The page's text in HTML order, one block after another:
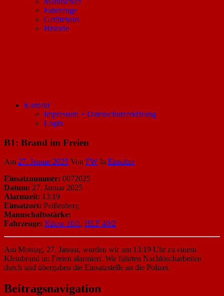
Fahrzeuge
Gerätehaus
Historie
Kontakt
Impressum + Datenschutzerklärung
Login
B1: Brand im Freien
Am 27. Januar 2025 Von FW In Einsätze
Einsatznummer: 0072025
Datum: 27. Januar 2025
Alarmzeit: 13:19
Einsatzort: Peißenberg
Mannschaftsstärke:
Fahrzeuge: Kdow 10/1, HLF 40/2
Am Montag, 27. Januar, wurden wir um 13:19 Uhr zu einem
Kleinbrand im Freien alarmiert. Wir führten Nachlöscharbeiten
durch und übergaben die Einsatzstelle an die Polizei.
Beitragsnavigation